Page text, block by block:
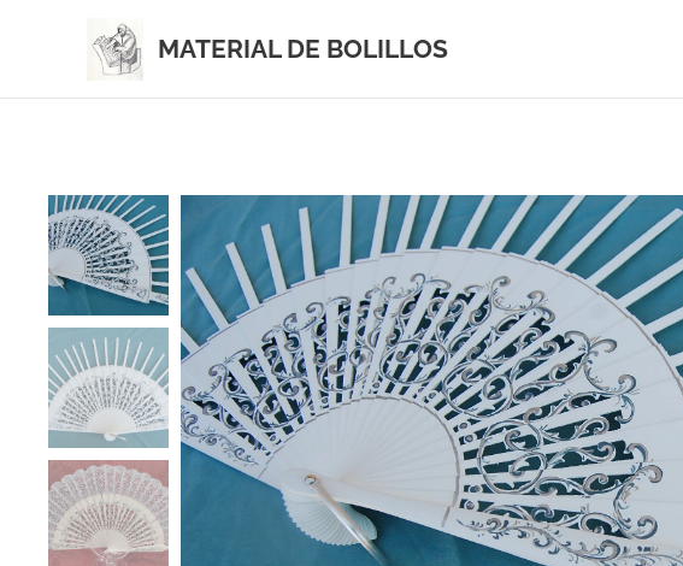
MATERIAL DE BOLILLOS